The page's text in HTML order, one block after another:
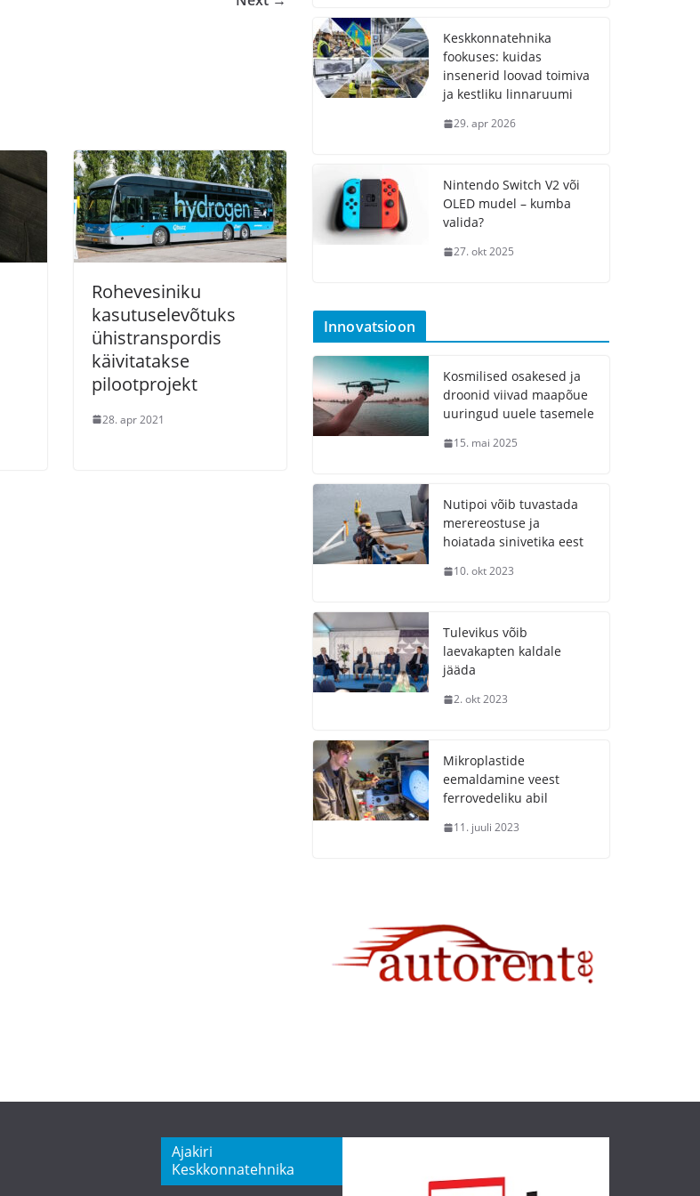
Rohevesiniku
kasutuselevõtuks
ühistranspordis
käivitatakse
pilootprojekt
28. apr 2021
Keskkonnatehnika
fookuses: kuidas
insenerid loovad toimiva
ja kestliku linnaruumi
29. apr 2026
Nintendo Switch V2 või
OLED mudel – kumba
valida?
27. okt 2025
Innovatsioon
Kosmilised osakesed ja
droonid viivad maapõue
uuringud uuele tasemele
15. mai 2025
Nutipoi võib tuvastada
merereostuse ja
hoiatada sinivetika eest
10. okt 2023
Tulevikus võib
laevakapten kaldale
jääda
2. okt 2023
Mikroplastide
eemaldamine veest
ferrovedeliku abil
11. juuli 2023
Ajakiri
Keskkonnatehnika